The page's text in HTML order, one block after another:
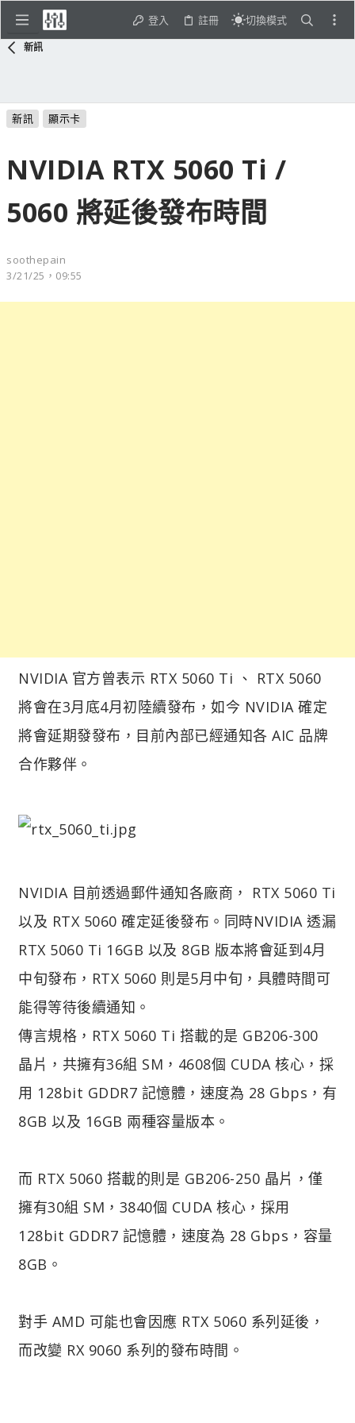
登入 註冊 切換模式
新訊
新訊 顯示卡
NVIDIA RTX 5060 Ti /
5060 將延後發布時間
soothepain
3/21/25，09:55
NVIDIA 官方曾表示 RTX 5060 Ti 、 RTX 5060
將會在3月底4月初陸續發布，如今 NVIDIA 確定
將會延期發發布，目前內部已經通知各 AIC 品牌
合作夥伴。
NVIDIA 目前透過郵件通知各廠商， RTX 5060 Ti
以及 RTX 5060 確定延後發布。同時NVIDIA 透漏
RTX 5060 Ti 16GB 以及 8GB 版本將會延到4月
中旬發布，RTX 5060 則是5月中旬，具體時間可
能得等待後續通知。
傳言規格，RTX 5060 Ti 搭載的是 GB206-300
晶片，共擁有36組 SM，4608個 CUDA 核心，採
用 128bit GDDR7 記憶體，速度為 28 Gbps，有
8GB 以及 16GB 兩種容量版本。
而 RTX 5060 搭載的則是 GB206-250 晶片，僅
擁有30組 SM，3840個 CUDA 核心，採用
128bit GDDR7 記憶體，速度為 28 Gbps，容量
8GB。
對手 AMD 可能也會因應 RTX 5060 系列延後，
而改變 RX 9060 系列的發布時間。